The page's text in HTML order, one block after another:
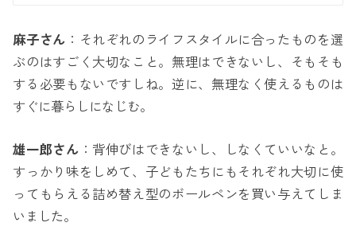
麻子さん ：それぞれのライフスタイルに合ったものを選
ぶのはすごく大切なこと。無理はできないし、そもそも
する必要もないですしね。逆に、無理なく使えるものは
すぐに暮らしになじむ。
雄一郎さん ：背伸びはできないし、しなくていいなと。
すっかり味をしめて、子どもたちにもそれぞれ大切に使
ってもらえる詰め替え型のボールペンを買い与えてしま
いました。